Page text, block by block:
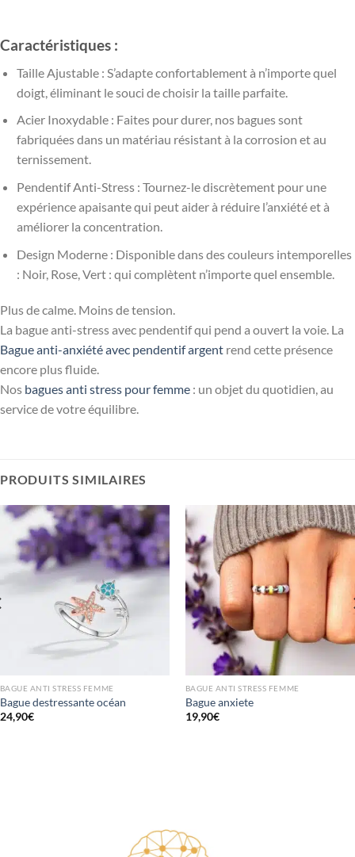
Caractéristiques :
Taille Ajustable : S’adapte confortablement à n’importe quel
doigt, éliminant le souci de choisir la taille parfaite.
Acier Inoxydable : Faites pour durer, nos bagues sont
fabriquées dans un matériau résistant à la corrosion et au
ternissement.
Pendentif Anti-Stress : Tournez-le discrètement pour une
expérience apaisante qui peut aider à réduire l’anxiété et à
améliorer la concentration.
Design Moderne : Disponible dans des couleurs intemporelles
: Noir, Rose, Vert : qui complètent n’importe quel ensemble.
Plus de calme. Moins de tension.
La bague anti-stress avec pendentif qui pend a ouvert la voie. La
Bague anti-anxiété avec pendentif argent rend cette présence
encore plus fluide.
Nos bagues anti stress pour femme : un objet du quotidien, au
service de votre équilibre.
PRODUITS SIMILAIRES
BAGUE ANTI STRESS FEMME
Bague destressante océan
24,90€
BAGUE ANTI STRESS FEMME
Bague anxiete
19,90€